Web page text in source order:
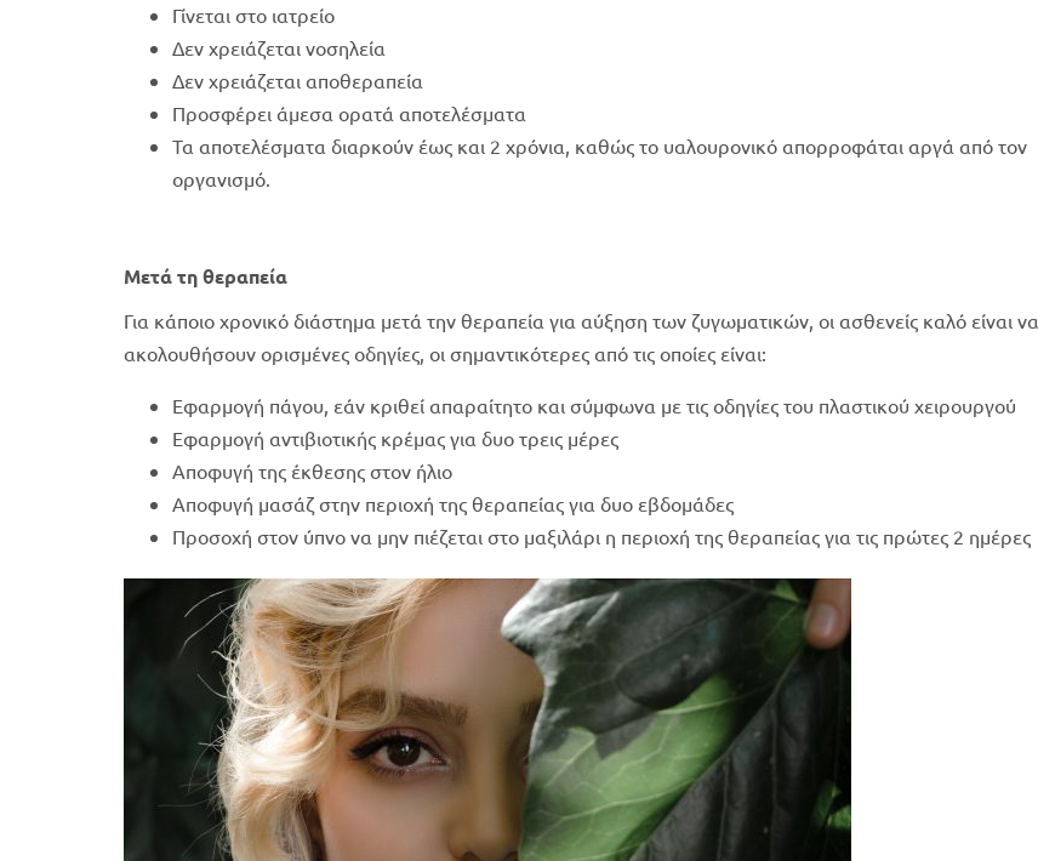
Γίνεται στο ιατρείο
Δεν χρειάζεται νοσηλεία
Δεν χρειάζεται αποθεραπεία
Προσφέρει άμεσα ορατά αποτελέσματα
Τα αποτελέσματα διαρκούν έως και 2 χρόνια, καθώς το υαλουρονικό απορροφάται αργά από τον
οργανισμό.
Μετά τη θεραπεία
Για κάποιο χρονικό διάστημα μετά την θεραπεία για αύξηση των ζυγωματικών, οι ασθενείς καλό είναι να
ακολουθήσουν ορισμένες οδηγίες, οι σημαντικότερες από τις οποίες είναι:
Εφαρμογή πάγου, εάν κριθεί απαραίτητο και σύμφωνα με τις οδηγίες του πλαστικού χειρουργού
Εφαρμογή αντιβιοτικής κρέμας για δυο τρεις μέρες
Αποφυγή της έκθεσης στον ήλιο
Αποφυγή μασάζ στην περιοχή της θεραπείας για δυο εβδομάδες
Προσοχή στον ύπνο να μην πιέζεται στο μαξιλάρι η περιοχή της θεραπείας για τις πρώτες 2 ημέρες